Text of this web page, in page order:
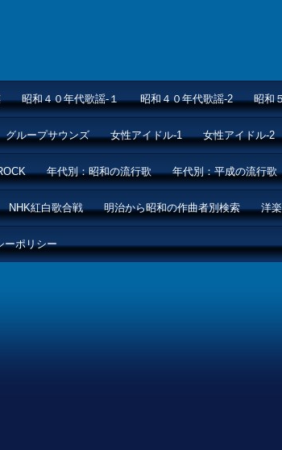
昭和４０年代歌謡-１ 昭和４０年代歌謡-2 昭和
グループサウンズ 女性アイドル-1 女性アイドル-2
年代別：昭和の流行歌 年代別：平成の流行歌
NHK紅白歌合戦 明治から昭和の作曲者別検索 洋
ーポリシー